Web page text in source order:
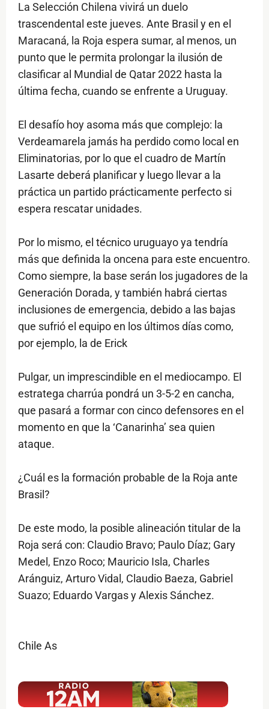
La Selección Chilena vivirá un duelo
trascendental este jueves. Ante Brasil y en el
Maracaná, la Roja espera sumar, al menos, un
punto que le permita prolongar la ilusión de
clasificar al Mundial de Qatar 2022 hasta la
última fecha, cuando se enfrente a Uruguay.
El desafío hoy asoma más que complejo: la
Verdeamarela jamás ha perdido como local en
Eliminatorias, por lo que el cuadro de Martín
Lasarte deberá planificar y luego llevar a la
práctica un partido prácticamente perfecto si
espera rescatar unidades.
Por lo mismo, el técnico uruguayo ya tendría
más que definida la oncena para este encuentro.
Como siempre, la base serán los jugadores de la
Generación Dorada, y también habrá ciertas
inclusiones de emergencia, debido a las bajas
que sufrió el equipo en los últimos días como,
por ejemplo, la de Erick
Pulgar, un imprescindible en el mediocampo. El
estratega charrúa pondrá un 3-5-2 en cancha,
que pasará a formar con cinco defensores en el
momento en que la ‘Canarinha’ sea quien
ataque.
¿Cuál es la formación probable de la Roja ante
Brasil?
De este modo, la posible alineación titular de la
Roja será con: Claudio Bravo; Paulo Díaz; Gary
Medel, Enzo Roco; Mauricio Isla, Charles
Aránguiz, Arturo Vidal, Claudio Baeza, Gabriel
Suazo; Eduardo Vargas y Alexis Sánchez.
Chile As